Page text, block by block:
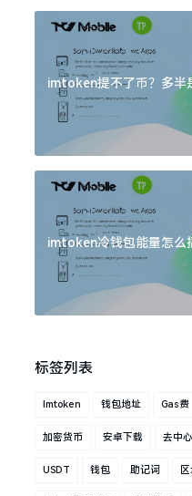
imtoken提不了币？多半
imtoken冷钱包能量怎么
标签列表
Imtoken 钱包地址 Gas费
加密货币 安卓下载 去中
USDT 钱包 助记词